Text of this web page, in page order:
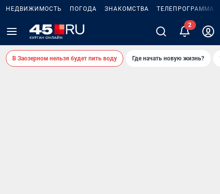
НЕДВИЖИМОСТЬ ПОГОДА ЗНАКОМСТВА ТЕЛЕПРОГРАММА
2
В Заозерном нельзя будет пить воду Где начать новую жизнь?